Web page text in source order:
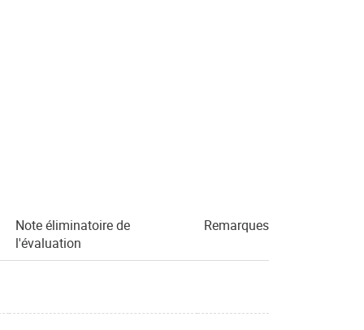
Note éliminatoire de
l'évaluation
Remarques